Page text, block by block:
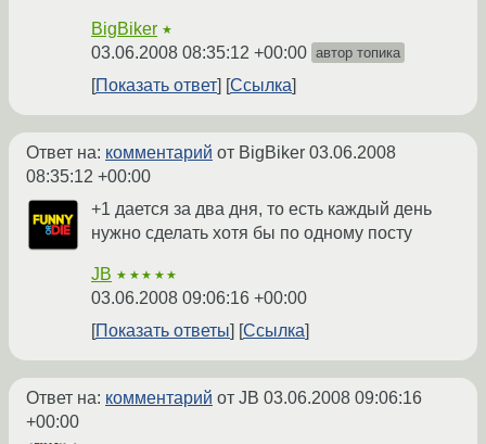
BigBiker ★
03.06.2008 08:35:12 +00:00 автор топика
Показать ответ Ссылка
Ответ на: комментарий от BigBiker 03.06.2008
08:35:12 +00:00
+1 дается за два дня, то есть каждый день
нужно сделать хотя бы по одному посту
JB ★★★★★
03.06.2008 09:06:16 +00:00
Показать ответы
Ссылка
Ответ на: комментарий от JB 03.06.2008 09:06:16
+00:00